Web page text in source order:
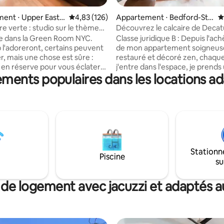
base de 120 commentaires : 4,93 sur 5
⋅ Upper East S Évaluation moyenne sur la base de 126
4,83 (126)
verte : studio sur le thème
70
dans la Green Room NYC.
l'adoreront, certains peuvent
mais une chose est sûre :
réserve pour vous éclater
vous séjournez ici.
la designer et muraliste Kate
épargné par la création de
sur le thème des années 70
nostalgique. Que ce soit pour
ou un mois, sachez que
Appartement ⋅ Bedford-Stu
yvesant
Découvrez le calcaire de
Classe juridique B : Depuis
de mon appartement
restauré et décoré zen,
j'entre dans l'espace, je prends
profonde inspiration et je
peux vivre ici ». C'est ce que je
vieux brownstones, les
peuvent s'immerger dans les
mondes que Bedsty offre.
culture sudiste et caribéenne
évidente chez Peaches et Ma
Saraghina's, Milk et Pull.
populaires dans les locations
Piscine
logement avec jacuzzi et adaptés